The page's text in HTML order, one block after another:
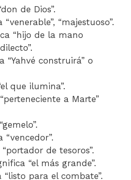
de Dios”.
“majestuoso”.
“hijo de la mano
“Yahvé construirá” o
que ilumina”.
a Marte”
“vencedor”.
de tesoros”.
“el más grande”.
“listo para el combate”.